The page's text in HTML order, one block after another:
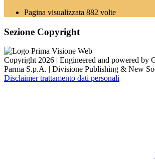
Pagina visualizzata 882 volte
Sezione Copyright
Copyright 2026 | Engineered and powered by
Parma S.p.A. | Divisione Publishing & New
Disclaimer trattamento dati personali